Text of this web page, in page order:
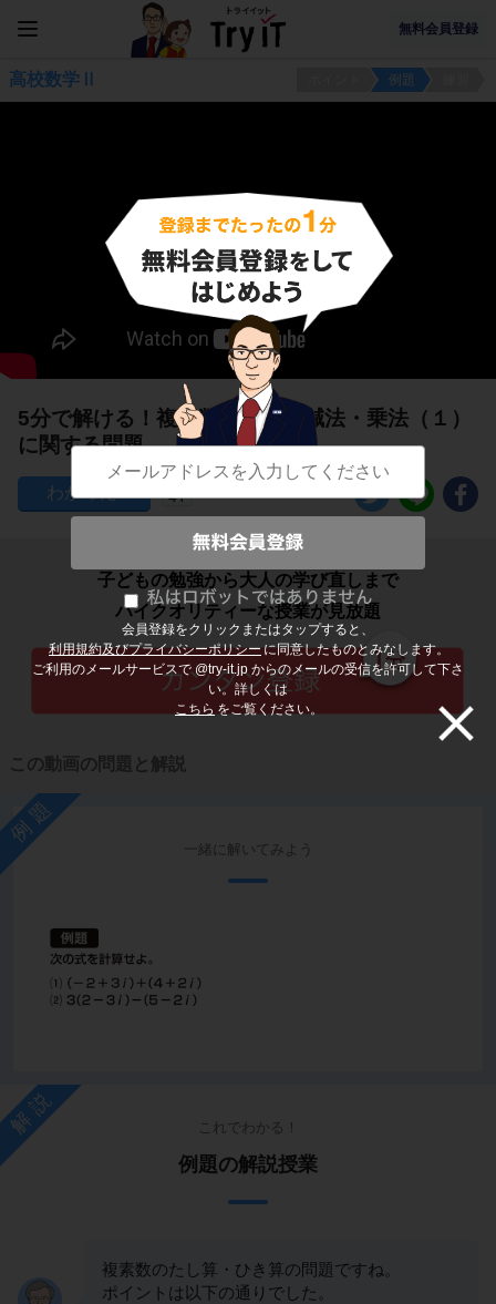
無料会員登録
会員登録をクリックまたはタップすると、
利用規約及びプライバシーポリシーに同意したものとみなします。
ご利用のメールサービスで @try-it.jp からのメールの受信を許可して下さ
い。詳しくは
こちら をご覧ください。
高校数学Ⅱ 例題
5分で解ける！複素数の加法・減法・乗法（１）
に関する問題
41
子どもの勉強から大人の学び直しまで
ハイクオリティーな授業が見放題
この動画の問題と解説
例題
一緒に解いてみよう
解説 これでわかる！
例題の解説授業
複素数のたし算・ひき算の問題ですね。
ポイントは以下の通りでした。